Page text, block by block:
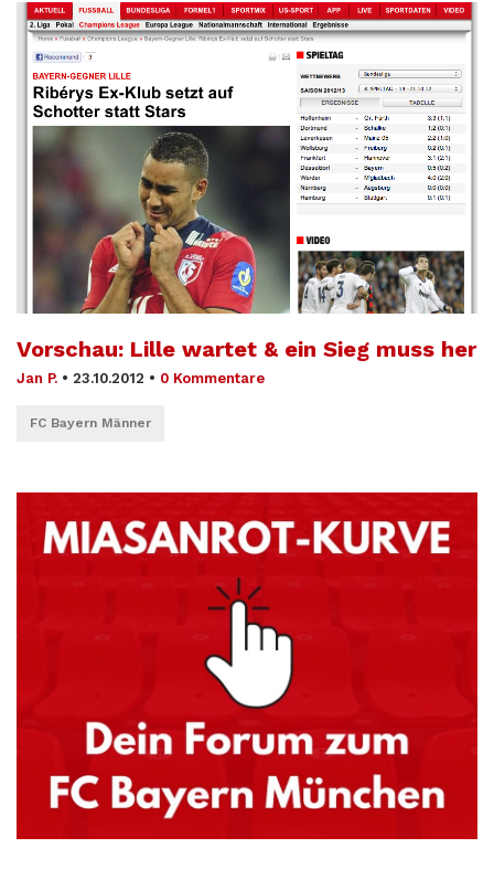
Vorschau: Lille wartet & ein Sieg muss her
Jan P. • 23.10.2012 • 0 Kommentare
FC Bayern Männer